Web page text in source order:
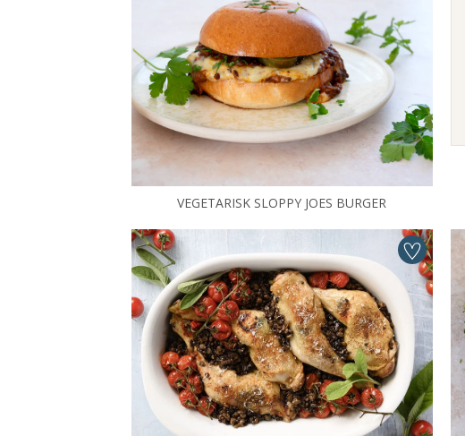
VEGETARISK SLOPPY JOES BURGER